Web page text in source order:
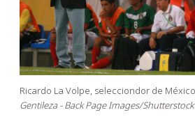
Ricardo La Volpe, selecciondor de
Gentileza - Back Page Images/Shutterstock